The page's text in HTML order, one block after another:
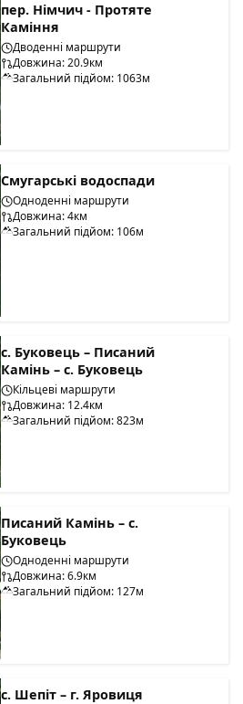
пер. Німчич - Протяте
Каміння
Дводенні маршрути
Довжина: 20.9км
Загальний підйом: 1063м
Смугарські водоспади
Одноденні маршрути
Довжина: 4км
Загальний підйом: 106м
с. Буковець – Писаний
Камінь – с. Буковець
Кільцеві маршрути
Довжина: 12.4км
Загальний підйом: 823м
Писаний Камінь – с.
Буковець
Одноденні маршрути
Довжина: 6.9км
Загальний підйом: 127м
с. Шепіт – г. Яровиця